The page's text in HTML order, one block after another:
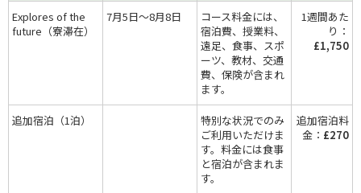
Explores of the
future（寮滞在）
7月5日～8月8日
コース料金には、
宿泊費、授業料、
遠足、食事、スポ
ーツ、教材、交通
費、保険が含まれ
ます。
1週間あた
り：
£1,750
追加宿泊（1泊）
特別な状況でのみ
ご利用いただけま
す。料金には食事
と宿泊が含まれま
す。
追加宿泊料
金： £270